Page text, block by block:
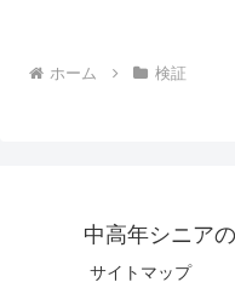
ホーム 検証
中高年シニア
サイトマップ